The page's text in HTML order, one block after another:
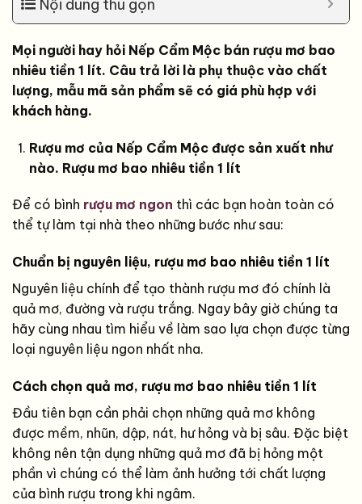
Nội dung thu gọn
Mọi người hay hỏi Nếp Cẩm Mộc bán rượu mơ bao
nhiêu tiền 1 lít. Câu trả lời là phụ thuộc vào chất
lượng, mẫu mã sản phẩm sẽ có giá phù hợp với
khách hàng.
Rượu mơ của Nếp Cẩm Mộc được sản xuất như
nào. Rượu mơ bao nhiêu tiền 1 lít
Để có bình rượu mơ ngon thì các bạn hoàn toàn có
thể tự làm tại nhà theo những bước như sau:
Chuẩn bị nguyên liệu, rượu mơ bao nhiêu tiền 1 lít
Nguyên liệu chính để tạo thành rượu mơ đó chính là
quả mơ, đường và rượu trắng. Ngay bây giờ chúng ta
hãy cùng nhau tìm hiểu về làm sao lựa chọn được từng
loại nguyên liệu ngon nhất nha.
Cách chọn quả mơ, rượu mơ bao nhiêu tiền 1 lít
Đầu tiên bạn cần phải chọn những quả mơ không
được mềm, nhũn, dập, nát, hư hỏng và bị sâu. Đặc biệt
không nên tận dụng những quả mơ đã bị hỏng một
phần vì chúng có thể làm ảnh hưởng tới chất lượng
của bình rượu trong khi ngâm.